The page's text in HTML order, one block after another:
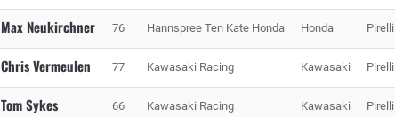
Max Neukirchner 76 Hannspree Ten Kate Honda Honda Pirelli
Chris Vermeulen 77 Kawasaki Racing Kawasaki Pirelli
Tom Sykes 66 Kawasaki Racing Kawasaki Pirelli